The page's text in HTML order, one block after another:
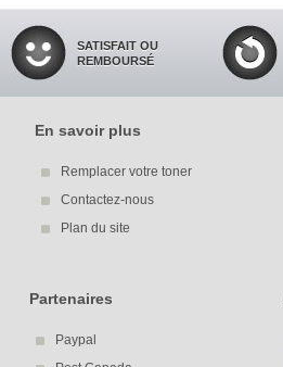
SATISFAIT OU
REMBOURSÉ
En savoir plus
Remplacer votre toner
Contactez-nous
Plan du site
Partenaires
Paypal